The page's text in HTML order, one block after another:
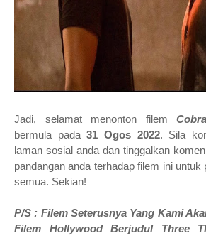
Jadi, selamat menonton filem Cobra
bermula pada31 Ogos 2022. Sila
laman sosial anda dan tinggalkan
pandangan anda terhadap filem ini
semua. Sekian!
P/S : Filem Seterusnya Yang Kami
Filem Hollywood Berjudul Three